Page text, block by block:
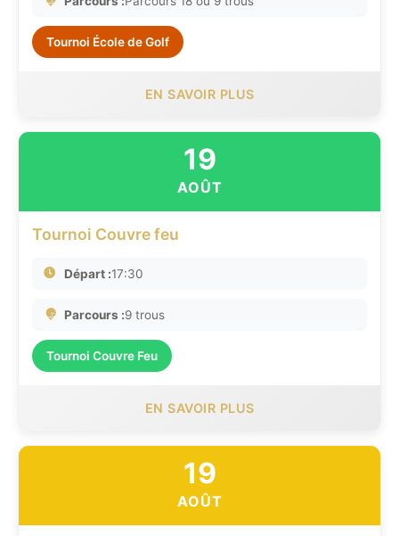
Tournoi École de Golf
EN SAVOIR PLUS
19
AOÛT
Tournoi Couvre feu
Départ :17:30
Parcours :9 trous
Tournoi Couvre Feu
EN SAVOIR PLUS
19
AOÛT